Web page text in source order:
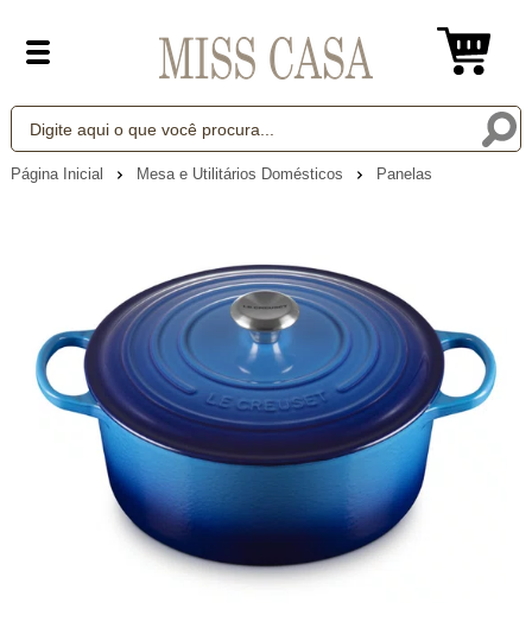
Página Inicial Mesa e Utilitários Domésticos Panelas